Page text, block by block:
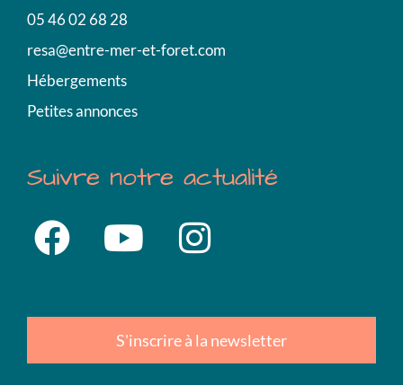
05 46 02 68 28
resa@entre-mer-et-foret.com
Hébergements
Petites annonces
Suivre notre actualité
S'inscrire à la newsletter